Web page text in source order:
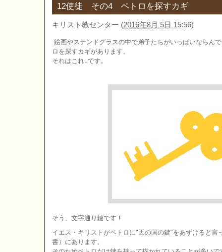
12使徒 その4 ペトロを探すカギ
キリスト教センター (2016年8月 5日 15:56)
絵画やステンドグラスの中で弟子たちがいっぱいならん
ロを探すカギがあります。
それはこれ↓です。
そう、文字通り鍵です！
イエス・キリストがペトロに"天の国の鍵"をあずけると言
書）にあります。